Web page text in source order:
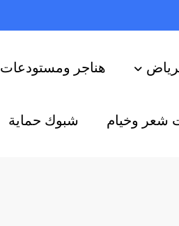
هناجر ومستودعات
شعر وخيام شبوك حماية